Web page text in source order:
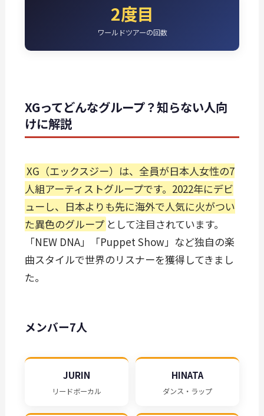
2度目
ワールドツアーの回数
XGってどんなグループ？知らない人向
けに解説
XG（エックスジー）は、全員が日本人女性の7
人組アーティストグループです。2022年にデビ
ューし、日本よりも先に海外で人気に火がつい
た異色のグループ として注目されています。
「NEW DNA」「Puppet Show」など独自の楽
曲スタイルで世界のリスナーを獲得してきまし
た。
メンバー7人
JURIN
リードボーカル
HINATA
ダンス・ラップ